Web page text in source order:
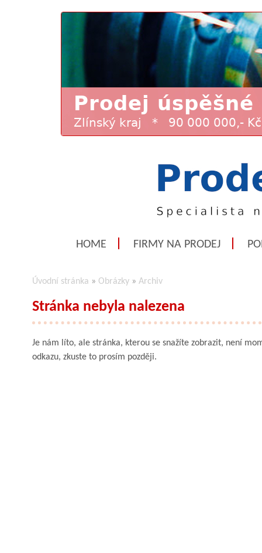
HOME FIRMY NA PRODEJ
Úvodní stránka » Obrázky » Archiv
Stránka nebyla nalezena
Je nám líto, ale stránka, kterou se snažíte zobrazit, není
odkazu, zkuste to prosím později.